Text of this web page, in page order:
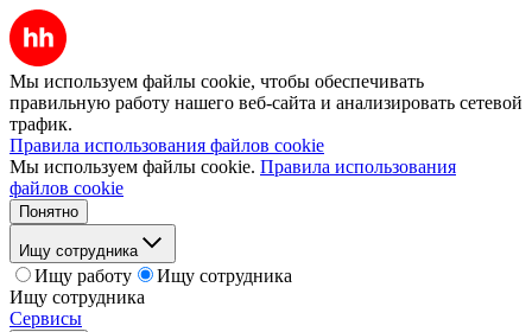
Мы используем файлы cookie, чтобы обеспечивать
правильную работу нашего веб-сайта и анализировать сетевой
трафик.
Правила использования файлов cookie
Мы используем файлы cookie. Правила использования
файлов cookie
Понятно
Ищу сотрудника
Ищу работу
Ищу сотрудника
Ищу сотрудника
Сервисы